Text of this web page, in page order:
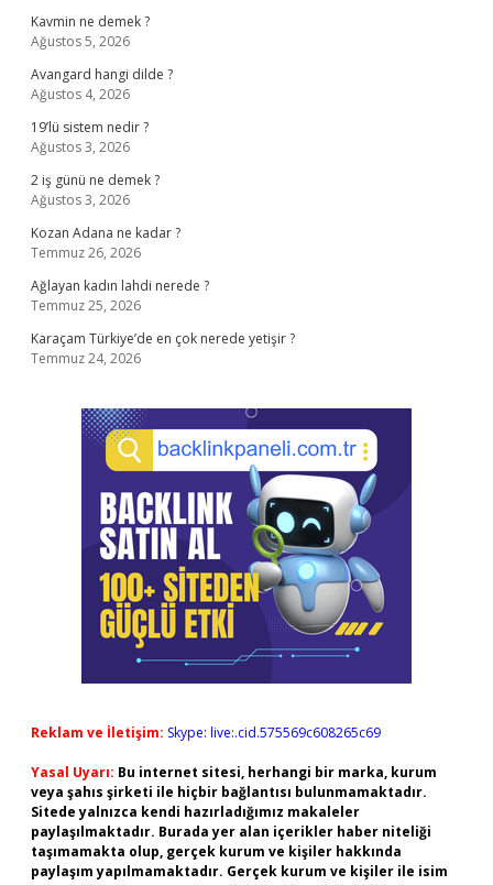
Kavmin ne demek ?
Ağustos 5, 2026
Avangard hangi dilde ?
Ağustos 4, 2026
19’lü sistem nedir ?
Ağustos 3, 2026
2 iş günü ne demek ?
Ağustos 3, 2026
Kozan Adana ne kadar ?
Temmuz 26, 2026
Ağlayan kadın lahdi nerede ?
Temmuz 25, 2026
Karaçam Türkiye’de en çok nerede yetişir ?
Temmuz 24, 2026
Reklam ve İletişim: Skype: live:.cid.575569c608265c69
Yasal Uyarı: Bu internet sitesi, herhangi bir marka, kurum
veya şahıs şirketi ile hiçbir bağlantısı bulunmamaktadır.
Sitede yalnızca kendi hazırladığımız makaleler
paylaşılmaktadır. Burada yer alan içerikler haber niteliği
taşımamakta olup, gerçek kurum ve kişiler hakkında
paylaşım yapılmamaktadır. Gerçek kurum ve kişiler ile isim